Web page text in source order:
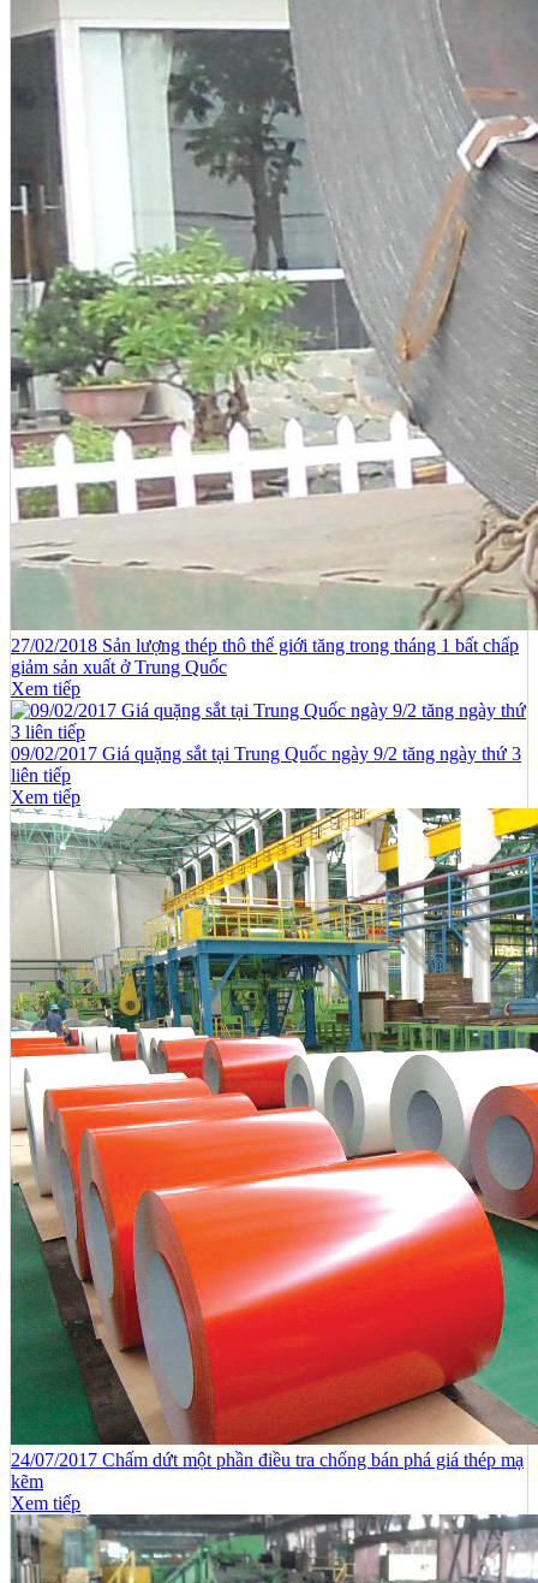
27/02/2018 Sản lượng thép thô thế giới tăng trong tháng 1 bất chấp
giảm sản xuất ở Trung Quốc
Xem tiếp
09/02/2017 Giá quặng sắt tại Trung Quốc ngày 9/2 tăng ngày thứ 3
liên tiếp
Xem tiếp
24/07/2017 Chấm dứt một phần điều tra chống bán phá giá thép mạ
kẽm
Xem tiếp